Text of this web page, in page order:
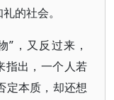
的社会。
”，又反过来，
指出，一个人若
定本质，却还想